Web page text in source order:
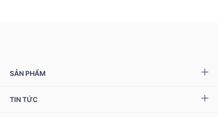
SẢN PHẨM
Yang NMN™ 15000 mg
TIN TỨC